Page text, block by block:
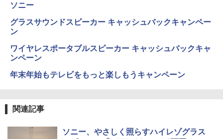
ソニー
グラスサウンドスピーカー キャッシュバックキャンペー
ン
ワイヤレスポータブルスピーカー キャッシュバックキャ
ンペーン
年末年始もテレビをもっと楽しもうキャンペーン
関連記事
ソニー、やさしく照らすハイレゾグラス